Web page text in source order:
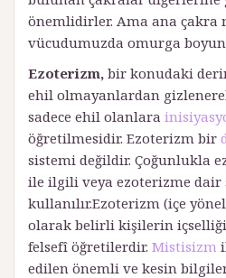
önemlidirler. Ama ana çakra
vücudumuzda omurga
Ezoterizm, bir konudaki
ehil olmayanlardan
sadece ehil olanlara
öğretilmesidir. Ezoterizm bir
sistemi değildir. Çoğunlukla
ile ilgili veya ezoterizme dair
kullanılır.Ezoterizm (içe
olarak belirli kişilerin içselliği
felsefî öğretilerdir. Mistisizm
edilen önemli ve kesin